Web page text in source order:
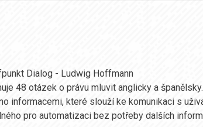
Dialog - Ludwig Hoffmann
48 otázek o právu mluvit anglicky a španělsky.
informacemi, které slouží ke komunikaci s
pro automatizaci bez potřeby dalších